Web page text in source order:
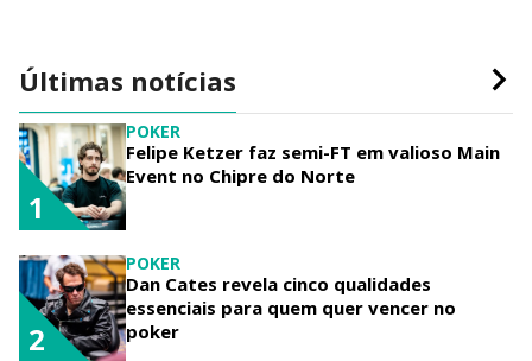
Últimas notícias
POKER
Felipe Ketzer faz semi-FT em valioso Main
Event no Chipre do Norte
1
POKER
Dan Cates revela cinco qualidades
essenciais para quem quer vencer no
poker
2